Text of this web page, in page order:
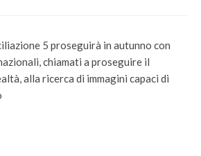
5 proseguirà in autunno con
chiamati a proseguire il
alla ricerca di immagini capaci di